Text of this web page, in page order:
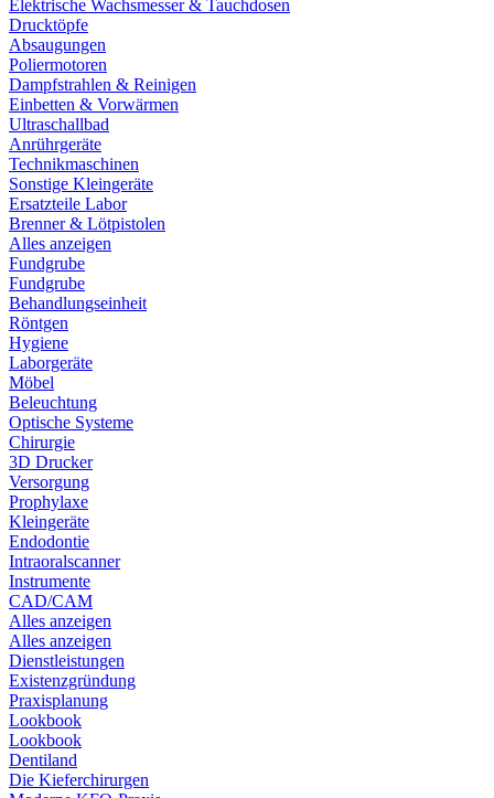
Elektrische Wachsmesser & Tauchdosen
Drucktöpfe
Absaugungen
Poliermotoren
Dampfstrahlen & Reinigen
Einbetten & Vorwärmen
Ultraschallbad
Anrührgeräte
Technikmaschinen
Sonstige Kleingeräte
Ersatzteile Labor
Brenner & Lötpistolen
Alles anzeigen
Fundgrube
Fundgrube
Behandlungseinheit
Röntgen
Hygiene
Laborgeräte
Möbel
Beleuchtung
Optische Systeme
Chirurgie
3D Drucker
Versorgung
Prophylaxe
Kleingeräte
Endodontie
Intraoralscanner
Instrumente
CAD/CAM
Alles anzeigen
Alles anzeigen
Dienstleistungen
Existenzgründung
Praxisplanung
Lookbook
Lookbook
Dentiland
Die Kieferchirurgen